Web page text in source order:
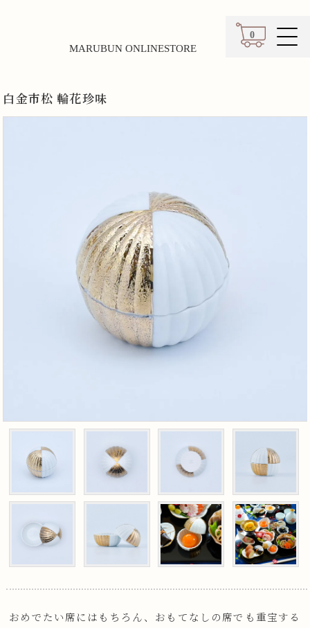
0
カート
MARUBUN ONLINESTORE
白金市松 輪花珍味
おめでたい席にはもちろん、おもてなしの席でも重宝する